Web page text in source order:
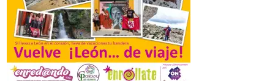
La Universidad de León
retoma las excavaciones
en La Peña del Castro para
profundizar en la vida
cotidiana de la Edad del
Hierro